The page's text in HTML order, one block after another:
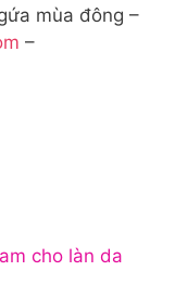
mùa đông –
–
cho làn da